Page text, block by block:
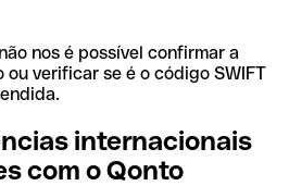
nos é possível confirmar a
verificar se é o código SWIFT
internacionais
com o Qonto